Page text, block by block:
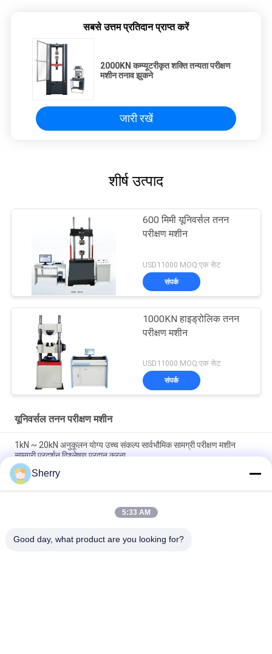
सबसे उत्तम प्रतिदान प्राप्त करें
2000KN कम्प्यूटरीकृत शक्ति तन्यता परीक्षण
मशीन तनाव झुकने
जारी रखें
शीर्ष उत्पाद
600 मिमी यूनिवर्सल तनन
परीक्षण मशीन
USD11000 MOQ:एक सेट
संपर्क
1000KN हाइड्रोलिक तनन
परीक्षण मशीन
USD11000 MOQ:एक सेट
संपर्क
यूनिवर्सल तनन परीक्षण मशीन
1kN ~ 20kN अनुकूलन योग्य उच्च संकल्प सार्वभौमिक सामग्री परीक्षण मशीन
सामग्री प्रदर्शन विश्लेषण प्रदान करना
बल माप उच्च परिशुद्धता सार्वभौमिक खिंचाव परीक्षण मशीन 1200 मिमी खिंचाव स्ट्रोक
के साथ
यूनिवर्सल टेन्साइल स्ट्रेंथ टेस्टर टेन्साइल टेस्टिंग मशीन डिवाइस नियंत्रण के लिए
Sherry
5:33 AM
Good day, what product are you looking for?